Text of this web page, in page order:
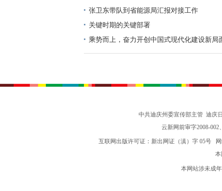
张卫东带队到省能源局汇报对接工作
关键时期的关键部署
乘势而上，奋力开创中国式现代化建设新
志谈贯彻落实党的二十届四中全会精神